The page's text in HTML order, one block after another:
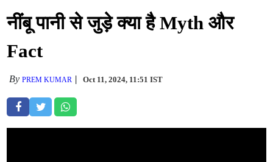
नींबू पानी से जुड़े क्या है Myth और
Fact
ByPREM KUMAR Oct 11, 2024, 11:51 IST